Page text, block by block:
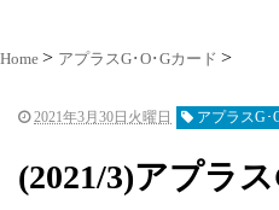
Home アプラスG･O･Gカード
2021年3月30日火曜日 アプラスG･
(2021/3)アプラ